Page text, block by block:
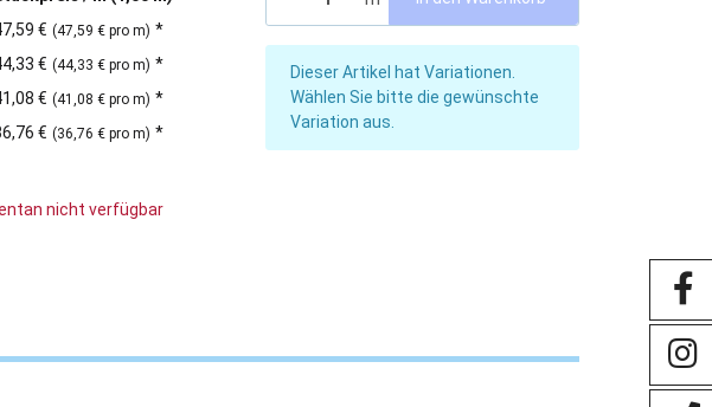
€ (47,59 € pro m) *
€ (44,33 € pro m) *
€ (41,08 € pro m) *
€ (36,76 € pro m) *
nicht verfügbar
xDieser Artikel hat Variationen.
Wählen Sie bitte die gewünschte
Variation aus.